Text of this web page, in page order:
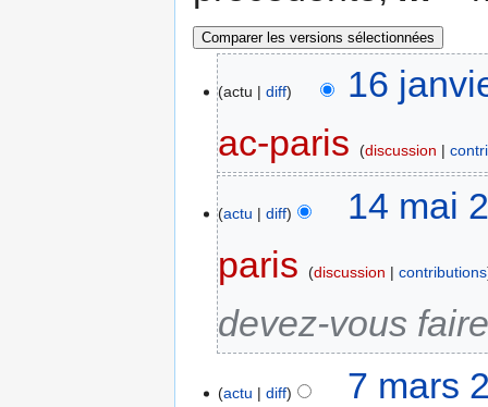
actu diff
16
ac-paris
discussion
actu diff
14 mai
paris
discussion contributions
devez-vous
actu diff
7 mars